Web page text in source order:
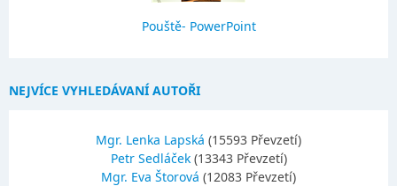
Pouště- PowerPoint
NEJVÍCE VYHLEDÁVANÍ AUTOŘI
Mgr. Lenka Lapská (15593 Převzetí)
Petr Sedláček (13343 Převzetí)
Mgr. Eva Štorová (12083 Převzetí)